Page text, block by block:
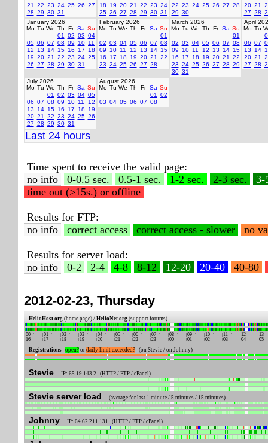
21
22 23 24 25 26 27
28 29 30 31
18
19 20 21 22 23 24
25 26 27 28 29 30 31
22 23 24 25 26 27 28
29 30
20 21
27 28
January 2026
Mo Tu We Th Fr Sa Su
01
02 03 04
05 06 07 08 09 10 11
12
13 14 15 16 17
18
19 20 21 22 23 24 25
26 27 28 29 30 31
February 2026
Mo Tu We Th Fr Sa Su
01
02 03 04 05 06 07 08
09
10 11 12 13 14 15
16
17 18 19 20 21
22
23 24 25 26 27 28
March 2026
Mo Tu We Th Fr Sa Su
01
02 03 04 05 06 07 08
09
10 11 12 13 14 15
16
17 18 19 20 21
22
23 24 25 26 27 28 29
30 31
April
Mo Tu
06 07
13
14
20 21
27 28
July 2026
Mo Tu We Th Fr Sa Su
01
02 03 04 05
06 07 08 09 10 11
12
13
14 15 16 17 18
19
20 21 22 23 24 25 26
27 28 29 30 31
August 2026
Mo Tu We Th Fr Sa Su
01
02
03 04 05 06 07 08
Last 24 hours
Time spent to receive the valid page:
no info
0-0.5 sec. 0.5-1 sec. 1-2 sec. 2-3 sec.
3-
time out (>15s.) or offline
Results for FTP:
no info
correct access correct access - slower no
Results for server load:
no info
0-2 2-4 4-8 8-12 12-20 20-40 40-80
2012-02-23, Thursday
HelioHost.org (home page) / HelioNet.org (support forums)
Registrations open? or daily limit exceeded? (on Stevie / on Johnny)
Stevie IP: 65.19.143.2 (HTTP / FTP / cPanel)
Stevie server load (average for last 1 minute / 5 minutes / 15 minutes)
Johnny IP: 64.62.211.131 (HTTP / FTP / cPanel)
00 01 02 03 04 05 06 07 08 09 10 11 12
13
16
17 18 19 20 21 22 23 00 01 02 03 04 05